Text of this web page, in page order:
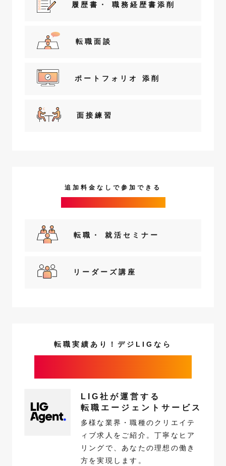
履歴書・ 職務経歴書添削
転職面談
ポートフォリオ 添削
面接練習
追加料金なしで参加できる
転職・ 就活セミナー
リーダーズ講座
転職実績あり！デジLIGなら
LIG社が運営する
転職エージェントサービス
多様な業界・職種のクリエイテ
ィブ求人をご紹介。丁寧なヒア
リングで、あなたの理想の働き
方を実現します。